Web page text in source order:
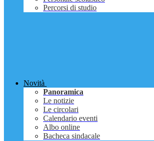
Percorsi di studio
Novità
Panoramica
Le notizie
Le circolari
Calendario eventi
Albo online
Bacheca sindacale